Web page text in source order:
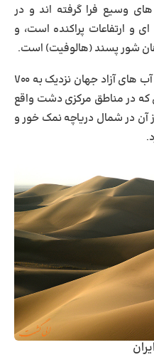
وسیع فرا گرفته ‌اند و در
و ارتفاعات پراکنده‌ است، و
شور پسند (هالوفیت) است.
میانگین ارتفاع دشت کویر از سطح آب های آزاد جهان نزدیک به ۷۰۰
که در مناطق مرکزی دشت واقع
از آن در شمال دریاچه نمک خور و